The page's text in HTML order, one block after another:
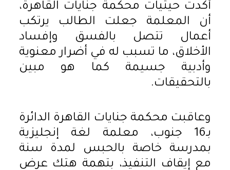
أكدت حيثيات محكمة جنايات القاهرة،
أن المعلمة جعلت الطالب يرتكب
أعمال تتصل بالفسق وإفساد
الأخلاق، ما تسبب له في أضرار معنوية
وأدبية جسيمة كما هو مبين
بالتحقيقات.
وعاقبت محكمة جنايات القاهرة الدائرة
بـ16 جنوب، معلمة لغة إنجليزية
بمدرسة خاصة بالحبس لمدة سنة
مع إيقاف التنفيذ، بتهمة هتك عرض